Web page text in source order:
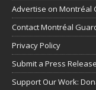
Advertise on Montréal
Contact Montréal
Privacy Policy
Submit a Press Release
Support Our Work: